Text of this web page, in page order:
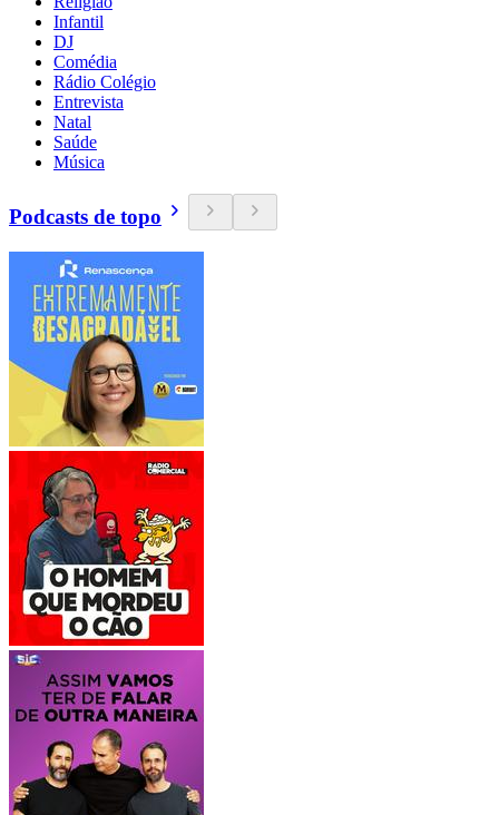
Infantil
DJ
Comédia
Rádio Colégio
Entrevista
Natal
Saúde
Música
Podcasts de topo